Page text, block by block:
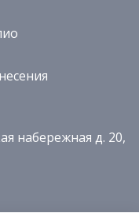
набережная д. 20,